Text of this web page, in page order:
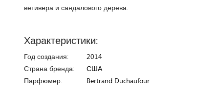
ветивера и сандалового дерева.
Характеристики:
Год создания:
2014
Страна бренда:
США
Парфюмер:
Bertrand Duchaufour